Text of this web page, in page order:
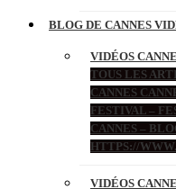
BLOG DE CANNES
VIDÉOS
TOUS LES
CANNES
FESTIVAL –
CANNES –
HTTPS://
VIDÉOS